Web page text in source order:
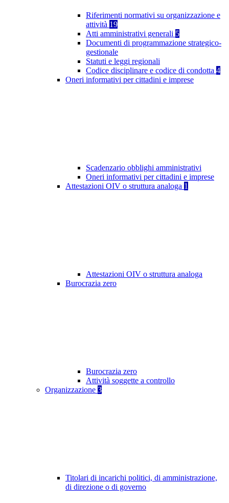
Riferimenti normativi su organizzazione e
attività 19
Atti amministrativi generali 5
Documenti di programmazione strategico-
gestionale
Statuti e leggi regionali
Codice disciplinare e codice di condotta 4
Oneri informativi per cittadini e imprese
Scadenzario obblighi amministrativi
Oneri informativi per cittadini e imprese
Attestazioni OIV o struttura analoga 1
Attestazioni OIV o struttura analoga
Burocrazia zero
Burocrazia zero
Attività soggette a controllo
Organizzazione 3
Titolari di incarichi politici, di amministrazione,
di direzione o di governo